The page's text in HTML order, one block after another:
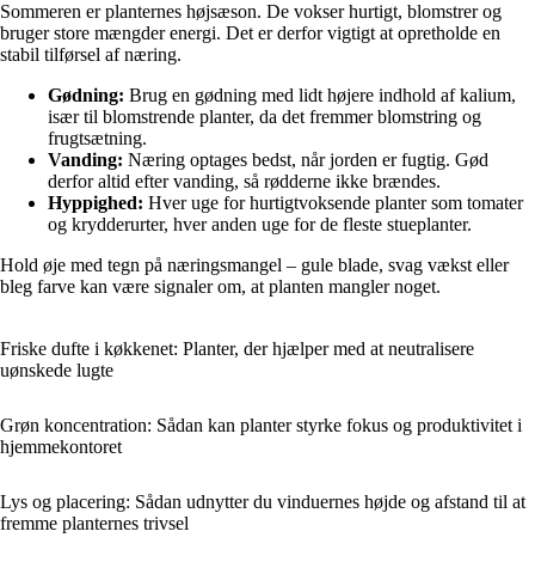
Sommeren er planternes højsæson. De vokser hurtigt, blomstrer og
bruger store mængder energi. Det er derfor vigtigt at opretholde en
stabil tilførsel af næring.
Gødning: Brug en gødning med lidt højere indhold af kalium,
især til blomstrende planter, da det fremmer blomstring og
frugtsætning.
Vanding: Næring optages bedst, når jorden er fugtig. Gød
derfor altid efter vanding, så rødderne ikke brændes.
Hyppighed: Hver uge for hurtigtvoksende planter som tomater
og krydderurter, hver anden uge for de fleste stueplanter.
Hold øje med tegn på næringsmangel – gule blade, svag vækst eller
bleg farve kan være signaler om, at planten mangler noget.
Friske dufte i køkkenet: Planter, der hjælper med at neutralisere
uønskede lugte
Grøn koncentration: Sådan kan planter styrke fokus og produktivitet i
hjemmekontoret
Lys og placering: Sådan udnytter du vinduernes højde og afstand til at
fremme planternes trivsel